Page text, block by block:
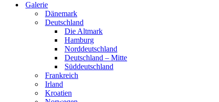
Galerie
Dänemark
Deutschland
Die Altmark
Hamburg
Norddeutschland
Deutschland – Mitte
Süddeutschland
Frankreich
Irland
Kroatien